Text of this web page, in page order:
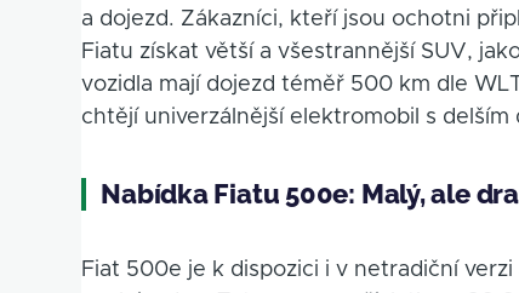
a dojezd. Zákazníci, kteří jsou ochotni
Fiatu získat větší a všestrannější SUV,
vozidla mají dojezd téměř 500 km dle
chtějí univerzálnější elektromobil s delším
Nabídka Fiatu 500e: Malý, ale
Fiat 500e je k dispozici i v netradiční